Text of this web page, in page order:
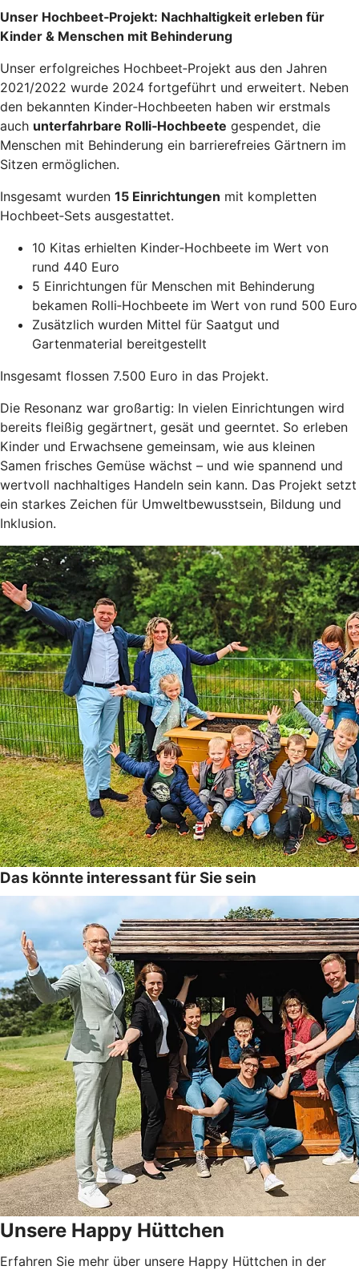
Unser Hochbeet‑Projekt: Nachhaltigkeit erleben für
Kinder & Menschen mit Behinderung
Unser erfolgreiches Hochbeet‑Projekt aus den Jahren
2021/2022 wurde 2024 fortgeführt und erweitert. Neben
den bekannten Kinder‑Hochbeeten haben wir erstmals
auch unterfahrbare Rolli‑Hochbeete gespendet, die
Menschen mit Behinderung ein barrierefreies Gärtnern im
Sitzen ermöglichen.
Insgesamt wurden 15 Einrichtungen mit kompletten
Hochbeet‑Sets ausgestattet.
10 Kitas erhielten Kinder‑Hochbeete im Wert von
rund 440 Euro
5 Einrichtungen für Menschen mit Behinderung
bekamen Rolli‑Hochbeete im Wert von rund 500 Euro
Zusätzlich wurden Mittel für Saatgut und
Gartenmaterial bereitgestellt
Insgesamt flossen 7.500 Euro in das Projekt.
Die Resonanz war großartig: In vielen Einrichtungen wird
bereits fleißig gegärtnert, gesät und geerntet. So erleben
Kinder und Erwachsene gemeinsam, wie aus kleinen
Samen frisches Gemüse wächst – und wie spannend und
wertvoll nachhaltiges Handeln sein kann. Das Projekt setzt
ein starkes Zeichen für Umweltbewusstsein, Bildung und
Inklusion.
Das könnte interessant für Sie sein
Unsere Happy Hüttchen
Erfahren Sie mehr über unsere Happy Hüttchen in der